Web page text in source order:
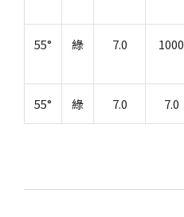
55° 綠 7.0 1000
55° 綠 7.0 7.0